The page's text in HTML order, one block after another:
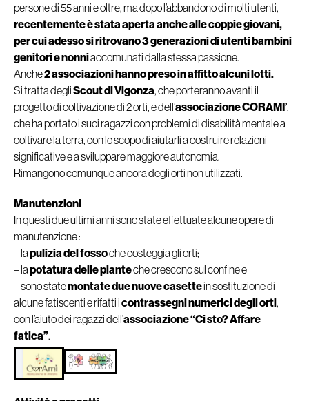
persone di 55 anni e oltre, ma dopo l’abbandono di molti utenti,
recentemente è stata aperta anche alle coppie giovani,
per cui adesso si ritrovano 3 generazioni di utenti bambini
genitori e nonniaccomunati dalla stessa passione.
Anche2 associazioni hanno preso in affitto alcuni lotti.
Si tratta degliScout di Vigonza, che porteranno avanti il
progetto di coltivazione di 2 orti, e dell’associazione CORAMI’,
che ha portato i suoi ragazzi con problemi di disabilità mentale a
coltivare la terra, con lo scopo di aiutarli a costruire relazioni
significative e a sviluppare maggiore autonomia.
Rimangono comunque ancora degli orti non utilizzati.
Manutenzioni
In questi due ultimi anni sono state effettuate alcune opere di
manutenzione :
– lapulizia del fossoche costeggia gli orti;
– lapotatura delle pianteche crescono sul confine e
– sono statemontate due nuove casettein sostituzione di
alcune fatiscenti e rifatti icontrassegni numerici degli orti,
con l’aiuto dei ragazzi dell’associazione “Ci sto? Affare
fatica”.